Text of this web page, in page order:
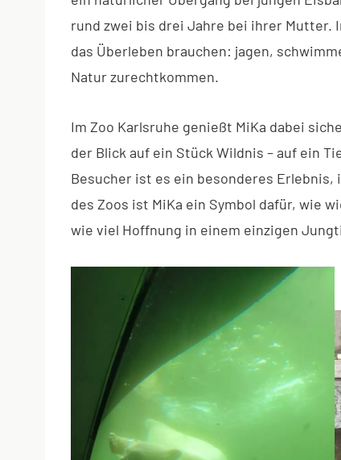
rund zwei bis drei Jahre bei ihrer Mutter.
das Überleben brauchen: jagen,
Natur zurechtkommen.
Im Zoo Karlsruhe genießt MiKa dabei
der Blick auf ein Stück Wildnis – auf ein
Besucher ist es ein besonderes Erlebnis,
des Zoos ist MiKa ein Symbol dafür, wie
wie viel Hoffnung in einem einzigen